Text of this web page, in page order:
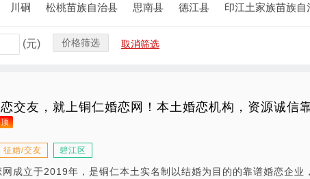
川硐 松桃苗族自治县 思南县 德江县 印江土家族苗族自
(元) 价格筛选 取消筛选
交友，就上铜仁婚恋网！本土婚恋机构，资源诚信
征婚/交友 碧江区
网成立于2019年，是铜仁本土实名制以结婚为目的的靠谱婚恋企业